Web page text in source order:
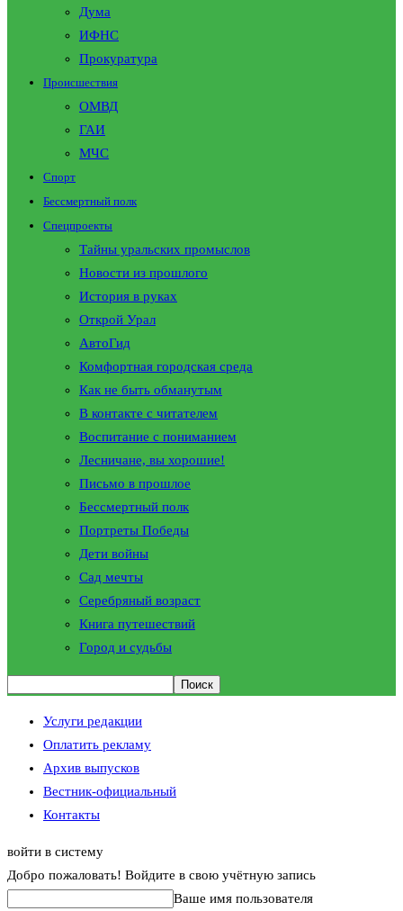
Дума
ИФНС
Прокуратура
Происшествия
ОМВД
ГАИ
МЧС
Спорт
Бессмертный полк
Спецпроекты
Тайны уральских промыслов
Новости из прошлого
История в руках
Открой Урал
АвтоГид
Комфортная городская среда
Как не быть обманутым
В контакте с читателем
Воспитание с пониманием
Лесничане, вы хорошие!
Письмо в прошлое
Бессмертный полк
Портреты Победы
Дети войны
Сад мечты
Серебряный возраст
Книга путешествий
Город и судьбы
Услуги редакции
Оплатить рекламу
Архив выпусков
Вестник-официальный
Контакты
войти в систему
Добро пожаловать! Войдите в свою учётную запись
Ваше имя пользователя